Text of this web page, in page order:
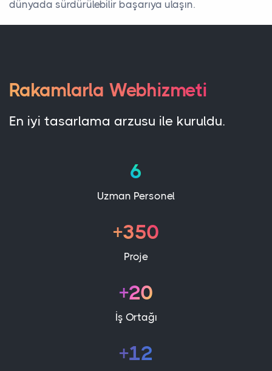
dünyada sürdürülebilir başarıya ulaşın.
Rakamlarla Webhizmeti
En iyi tasarlama arzusu ile kuruldu.
6
Uzman Personel
+350
Proje
+20
İş Ortağı
+12